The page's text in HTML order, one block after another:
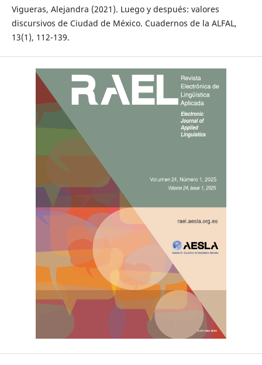
Vigueras, Alejandra (2021). Luego y después: valores
discursivos de Ciudad de México. Cuadernos de la ALFAL,
13(1), 112-139.